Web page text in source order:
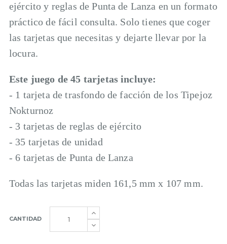
ejército y reglas de Punta de Lanza en un formato
práctico de fácil consulta. Solo tienes que coger
las tarjetas que necesitas y dejarte llevar por la
locura.
Este juego de 45 tarjetas incluye:
- 1 tarjeta de trasfondo de facción de los Tipejoz
Nokturnoz
- 3 tarjetas de reglas de ejército
- 35 tarjetas de unidad
- 6 tarjetas de Punta de Lanza
Todas las tarjetas miden 161,5 mm x 107 mm.
CANTIDAD